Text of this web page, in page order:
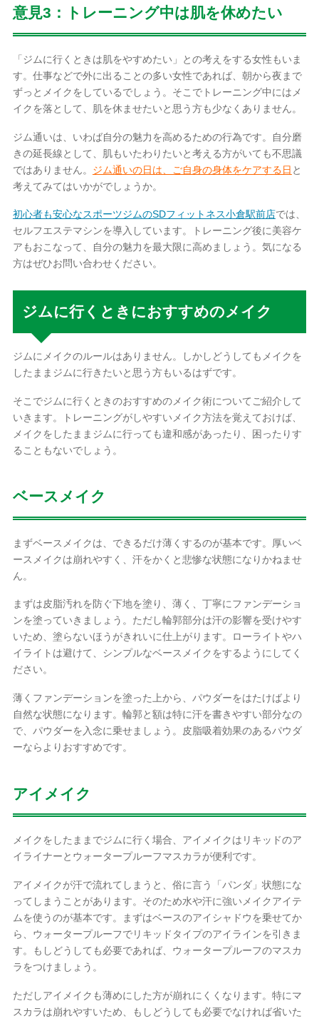
意見3：トレーニング中は肌を休めたい
「ジムに行くときは肌をやすめたい」との考えをする女性もいま
す。仕事などで外に出ることの多い女性であれば、朝から夜まで
ずっとメイクをしているでしょう。そこでトレーニング中にはメ
イクを落として、肌を休ませたいと思う方も少なくありません。
ジム通いは、いわば自分の魅力を高めるための行為です。自分磨
きの延長線として、肌もいたわりたいと考える方がいても不思議
ではありません。 ジム通いの日は、ご自身の身体をケアする日 と
考えてみてはいかがでしょうか。
初心者も安心なスポーツジムのSDフィットネス小倉駅前店では、
セルフエステマシンを導入しています。トレーニング後に美容ケ
アもおこなって、自分の魅力を最大限に高めましょう。気になる
方はぜひお問い合わせください。
ジムに行くときにおすすめのメイク
ジムにメイクのルールはありません。しかしどうしてもメイクを
したままジムに行きたいと思う方もいるはずです。
そこでジムに行くときのおすすめのメイク術についてご紹介して
いきます。トレーニングがしやすいメイク方法を覚えておけば、
メイクをしたままジムに行っても違和感があったり、困ったりす
ることもないでしょう。
ベースメイク
まずベースメイクは、できるだけ薄くするのが基本です。厚いベ
ースメイクは崩れやすく、汗をかくと悲惨な状態になりかねませ
ん。
まずは皮脂汚れを防ぐ下地を塗り、薄く、丁寧にファンデーショ
ンを塗っていきましょう。ただし輪郭部分は汗の影響を受けやす
いため、塗らないほうがきれいに仕上がります。ローライトやハ
イライトは避けて、シンプルなベースメイクをするようにしてく
ださい。
薄くファンデーションを塗った上から、パウダーをはたけばより
自然な状態になります。輪郭と額は特に汗を書きやすい部分なの
で、パウダーを入念に乗せましょう。皮脂吸着効果のあるパウダ
ーならよりおすすめです。
アイメイク
メイクをしたままでジムに行く場合、アイメイクはリキッドのア
イライナーとウォータープルーフマスカラが便利です。
アイメイクが汗で流れてしまうと、俗に言う「パンダ」状態にな
ってしまうことがあります。そのため水や汗に強いメイクアイテ
ムを使うのが基本です。まずはベースのアイシャドウを乗せてか
ら、ウォータープルーフでリキッドタイプのアイラインを引きま
す。もしどうしても必要であれば、ウォータープルーフのマスカ
ラをつけましょう。
ただしアイメイクも薄めにした方が崩れにくくなります。特にマ
スカラは崩れやすいため、もしどうしても必要でなければ省いた